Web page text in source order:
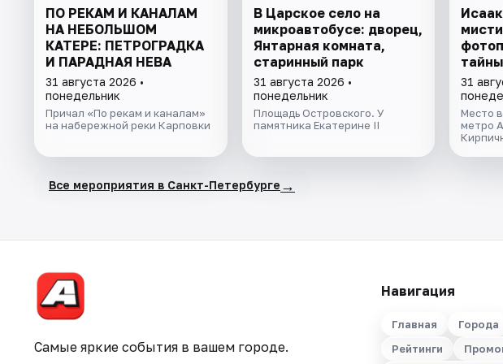
ПО РЕКАМ И КАНАЛАМ
НА НЕБОЛЬШОМ
КАТЕРЕ: ПЕТРОГРАДКА
И ПАРАДНАЯ НЕВА
31 августа 2026 •
понедельник
Причал «По рекам и каналам»
на набережной реки Карповки
В Царское село на
микроавтобусе: дворец,
Янтарная комната,
старинный парк
31 августа 2026 •
понедельник
Площадь Островского. У
памятника Екатерине II
31
Место
метро
Все мероприятия в Санкт-Петербурге →
Самые яркие события в вашем городе.
Навигация
Главная Города
Рейтинги